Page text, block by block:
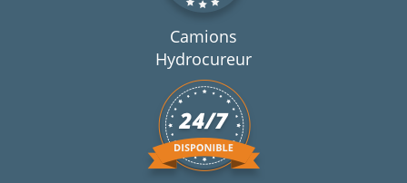
Camions
Hydrocureur